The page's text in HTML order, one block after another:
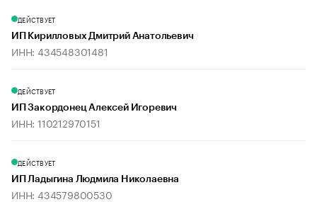
ДЕЙСТВУЕТ
ИП Кирилловых Дмитрий Анатольевич
ИНН: 434548301481
ДЕЙСТВУЕТ
ИП Закордонец Алексей Игоревич
ИНН: 110212970151
ДЕЙСТВУЕТ
ИП Ладыгина Людмила Николаевна
ИНН: 434579800530